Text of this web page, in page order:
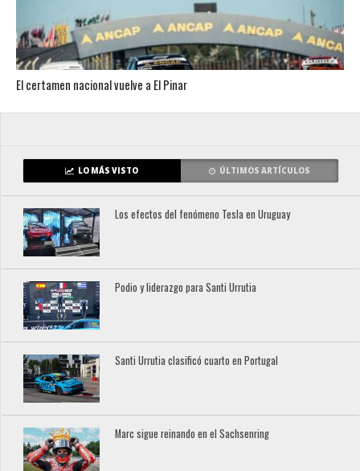
El certamen nacional vuelve a El Pinar
LO MÁS VISTO ÚLTIMOS ARTÍCULOS
Los efectos del fenómeno Tesla en Uruguay
Podio y liderazgo para Santi Urrutia
Santi Urrutia clasificó cuarto en Portugal
Marc sigue reinando en el Sachsenring